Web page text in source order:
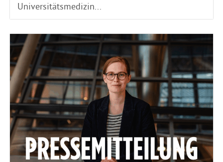
Universitätsmedizin...